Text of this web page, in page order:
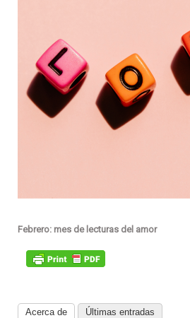
Febrero: mes de lecturas del amor
Acerca de Últimas entradas